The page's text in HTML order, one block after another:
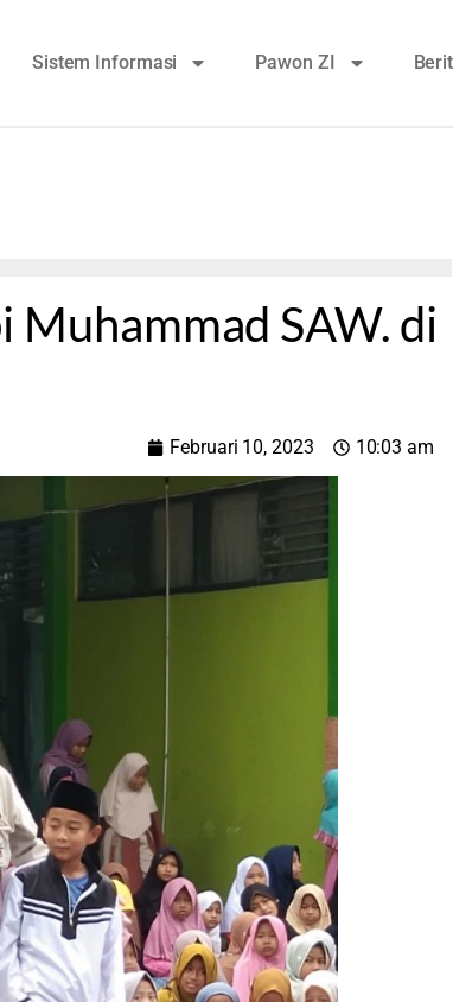
Sistem Informasi Pawon ZI
Muhammad SAW. di
Februari 10, 2023 10:03 am